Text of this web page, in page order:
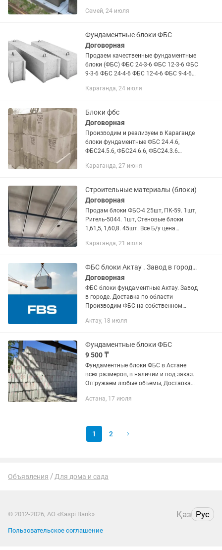
соответствия ФБС 9-4-6 цена 7600тг
цена...
Семей, 24 июля
Фундаментные блоки ФБС
Договорная
Продаем качественные фундаментные
блоки (ФБС) ФБС 24-3-6 ФБС 12-3-6 ФБС
9-3-6 ФБС 24-4-6 ФБС 12-4-6 ФБС 9-4-6
24-6-6 ФБС 12-6-6 ФБС 9-6-6
Караганда, 24 июля
Блоки фбс
Договорная
Производим и реализуем в Караганде
блоки фундаментные ФБС 24.4.6,
ФБС24.5.6, ФБС24.6.6, ФБС24.3.6
черте города. Пропарка. Выдаем
Караганда, 27 июня
Строительные материалы (блоки)
Договорная
Продам блоки ФБС-4 25шт, ПК-59. 1шт,
Ригель-5044. 1шт, Стеновые блоки
1,61,5, 1,60,8. 45шт. Все Б/у цена
Караганда, 21 июля
ФБС блоки Актау . Завод в городе . Доставка по области
Договорная
ФБС блоки фундаментные Актау. Завод
в городе. Доставка по области
Производим ФБС на собственном
перекупов — цена от производителя.
паспорт...
Актау, 18 июля
Фундаментные блоки ФБС
9 500 ₸
Фундаментные блоки ФБС в Астане
всех размеров, в наличии и под заказ.
Отгружаем любые объемы, Доставка
подвалов ФБС 24-4-6 ФБС 12-4-6 ФБС 9-
Астана, 17 июля
1 2
Объявления Для дома и сада
© 2012-2026, АО «Kaspi Bank» Қаз Рус
Пользовательское соглашение